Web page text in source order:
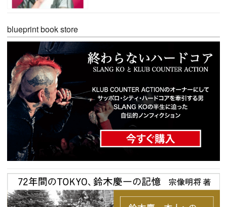
blueprint book store